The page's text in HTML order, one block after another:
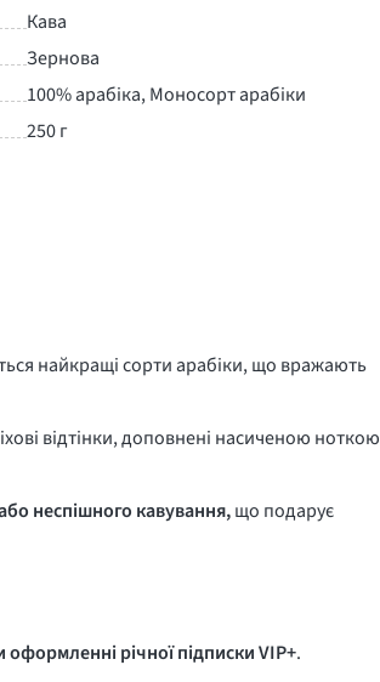
Кава
Зернова
100% арабіка, Моносорт арабіки
250 г
найкращі сорти арабіки, що вражають
відтінки, доповнені насиченою ноткою
неспішного кавування,що подарує
оформленні річної підписки VIP+.